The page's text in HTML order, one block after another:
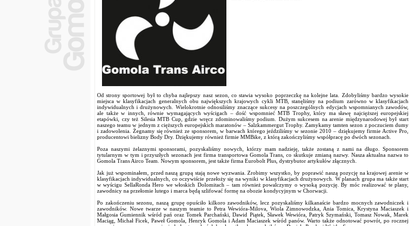
Od strony sportowej był to chyba najlepszy nasz sezon, co stawia wysoko poprzeczkę na kolejne lata. Zdobyliśmy bardzo wysokie
miejsca w klasyfikacjach generalnych obu największych krajowych cykli MTB, stanęliśmy na podium zarówno w klasyfikacjach
indywidualnych i drużynowych. Wielokrotnie odnosiliśmy znaczące sukcesy na poszczególnych edycjach wspomnianych zawodów,
ale także w innych, równie wymagających wyścigach – dość wspomnieć MTB Trophy, który ma sławę najcięższej europejskiej
etapówki, czy też Silesia MTB Cup, gdzie wręcz zdominowaliśmy podium. Dużym sukcesem na arenie międzynarodowej był start
naszego teamu w jednym z cięższych europejskich maratonów – Salzkammergut Trophy. Zamykamy tamten sezon z poczuciem dumy
i zadowolenia. Żegnamy się również ze sponsorem, w barwach którego jeździliśmy w sezonie 2010 – dziękujemy firmie Active Pro,
producentowi bielizny Body Dry. Dziękujemy również firmie MMBike, z którą zakończyliśmy współpracę po dwóch sezonach.
Poza naszymi żelaznymi sponsorami, pozyskaliśmy nowych, którzy mam nadzieję, także zostaną z nami na długo. Sponsorem
tytularnym w tym i przyszłych sezonach jest firma transportowa Gomola Trans, co skutkuje zmianą nazwy. Nasza aktualna nazwa to
Gomola Trans Airco Team. Nowym sponsorem, jest także firma Eurobolt Plus, dystrybutor artykułów złącznych.
Jak już wspominałem, przed naszą grupą stają nowe wyzwania. Zrobimy wszystko, by poprawić naszą pozycję na krajowej arenie w
klasyfikacjach indywidualnych, co oczywiście przełoży się na wyniki w klasyfikacjach drużynowych. W planach grupa ma także start
w wyścigu SellaRonda Hero we włoskich Dolomitach – tam również powalczymy o wysoką pozycję. By móc realizować te plany,
zawodnicy na przełomie lutego i marca będą szlifować formę na obozie kondycyjnym w Chorwacji.
Po zakończeniu sezonu, naszą grupę opuściło kilkoro zawodników, lecz pozyskaliśmy kilkanaście bardzo mocnych zawodniczek i
zawodników. Nowe twarze w naszym teamie to Petra Wewióra-Milova, Wiola Zimnowodzka, Ania Tomica, Krystyna Maciaszek i
Małgosia Gumiennik wśród pań oraz Tomek Parchański, Dawid Piątek, Sławek Wewióra, Patryk Szymański, Tomasz Nowak, Marek
Maciąg, Michał Ficek, Paweł Gomola, Henryk Gomola i Adam Maciaszek wśród panów. Warto także odnotować powrót, po rocznej